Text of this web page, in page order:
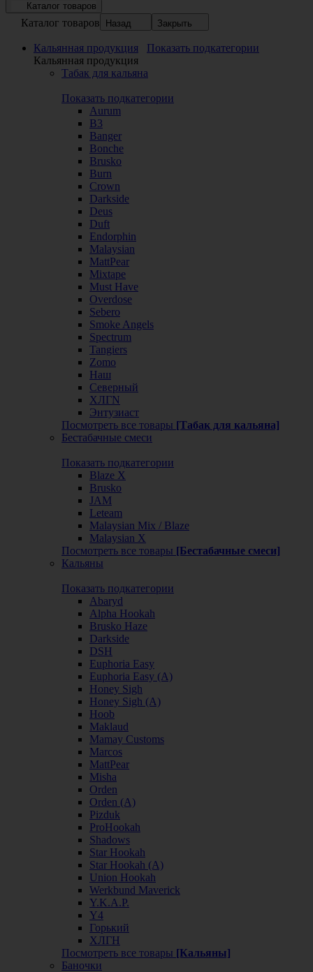
Каталог товаров
Каталог товаров Назад Закрыть
Кальянная продукция
Показать подкатегории
Кальянная продукция
Табак для кальяна
Показать подкатегории
Aurum
B3
Banger
Bonche
Brusko
Burn
Crown
Darkside
Deus
Duft
Endorphin
Malaysian
MattPear
Mixtape
Must Have
Overdose
Sebero
Smoke Angels
Spectrum
Tangiers
Zomo
Наш
Северный
ХЛГN
Энтузиаст
Посмотреть все товары [Табак для кальяна]
Бестабачные смеси
Показать подкатегории
Blaze X
Brusko
JAM
Leteam
Malaysian Mix / Blaze
Malaysian X
Посмотреть все товары [Бестабачные смеси]
Кальяны
Показать подкатегории
Abaryd
Alpha Hookah
Brusko Haze
Darkside
DSH
Euphoria Easy
Euphoria Easy (А)
Honey Sigh
Honey Sigh (А)
Hoob
Maklaud
Mamay Customs
Marcos
MattPear
Misha
Orden
Orden (А)
Pizduk
ProHookah
Shadows
Star Hookah
Star Hookah (А)
Union Hookah
Werkbund Maverick
Y.K.A.P.
Y4
Горький
ХЛГН
Посмотреть все товары [Кальяны]
Баночки